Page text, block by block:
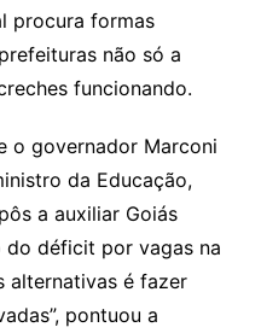
procura formas
não só a
funcionando.
o governador Marconi
da Educação,
a auxiliar Goiás
do déficit por vagas na
alternativas é fazer
pontuou a